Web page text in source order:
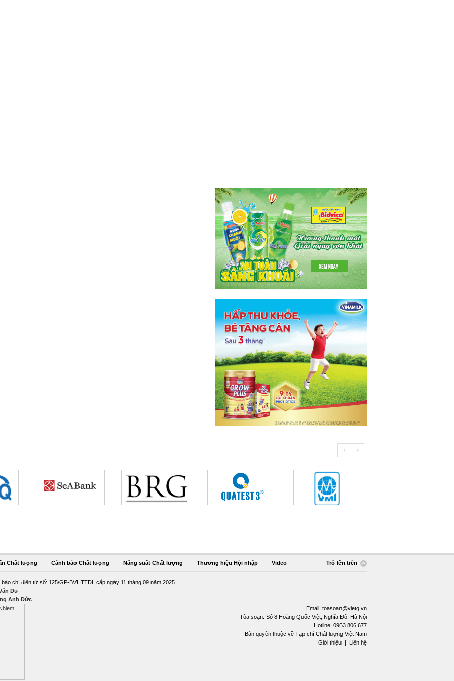
Chất lượng Cảnh báo Chất lượng Năng suất Chất lượng Thương hiệu Hội nhập Video Trở lên trên
chí điện tử số: 125/GP-BVHTTDL cấp ngày 11 tháng 09 năm 2025
Dư
Anh Đức
Email: toasoan@vietq.vn
Tòa soạn: Số 8 Hoàng Quốc Việt, Nghĩa Đô, Hà Nội
Hotline: 0963.806.677
Bản quyền thuộc về Tạp chí Chất lượng Việt Nam
Giới thiệu | Liên hệ